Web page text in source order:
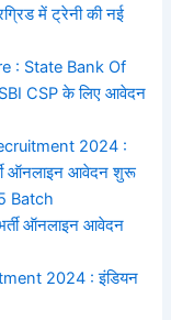
में ट्रेनी की नई
: State Bank Of
CSP के लिए आवेदन
2024 :
ऑनलाइन आवेदन शुरू
Batch
ऑनलाइन आवेदन
2024 : इंडियन